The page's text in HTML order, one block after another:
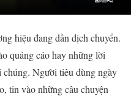
hiệu đang dần dịch chuyển.
quảng cáo hay những lời
chúng. Người tiêu dùng ngày
tin vào những câu chuyện